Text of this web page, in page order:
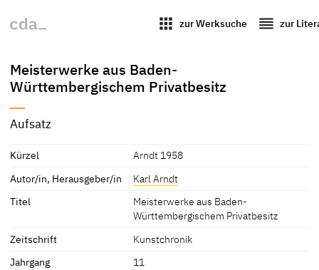
apps zur Werksuche reorder zur
Meisterwerke aus Baden-
Württembergischem Privatbesitz
Aufsatz
Kürzel
Arndt 1958
Autor/in, Herausgeber/in
Karl Arndt
Titel
Meisterwerke aus Baden-
Württembergischem Privatbesitz
Zeitschrift
Kunstchronik
Jahrgang
11